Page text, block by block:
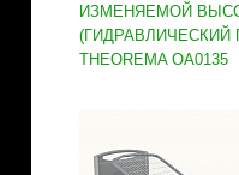
ИЗМЕНЯЕМОЙ
(ГИДРАВЛИЧЕСКИЙ
THEOREMA OA0135